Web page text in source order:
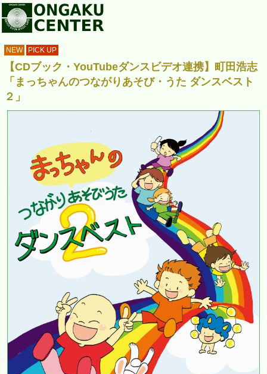
NEW PICK UP
【CDブック・YouTubeダンスビデオ連携】町田浩志
「まっちゃんのつながりあそび・うた ダンスベスト
２」